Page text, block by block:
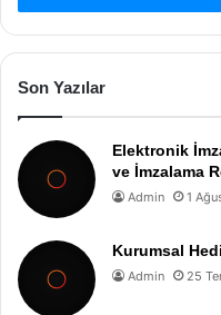
Son Yazılar
Elektronik
ve İmzalama
Admin 1
Kurumsal
Admin 25